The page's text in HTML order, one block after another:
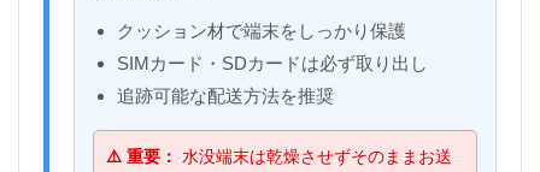
クッション材で端末をしっかり保護
SIMカード・SDカードは必ず取り出し
追跡可能な配送方法を推奨
⚠️ 重要： 水没端末は乾燥させずそのままお送